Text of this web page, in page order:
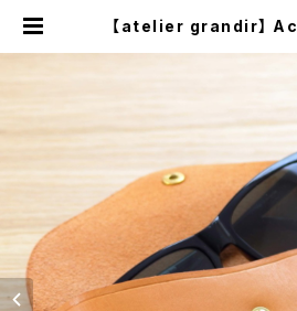
【atelier grandir】